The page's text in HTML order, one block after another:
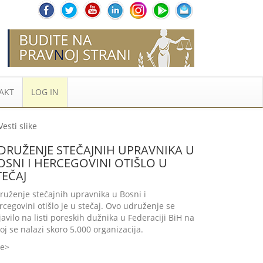
LOG IN
STEČAJNIH UPRAVNIKA U
I HERCEGOVINI OTIŠLO U
stečajnih upravnika u Bosni i
otišlo je u stečaj. Ovo udruženje se
na listi poreskih dužnika u Federaciji BiH na
se nalazi skoro 5.000 organizacija.